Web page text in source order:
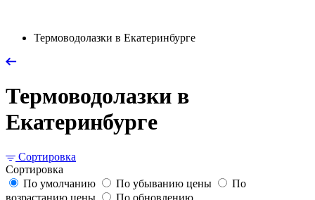
Термоводолазки в Екатеринбурге
Термоводолазки в
Екатеринбурге
Сортировка
Сортировка
По умолчанию
По убыванию цены
По
возрастанию цены
По обновлению